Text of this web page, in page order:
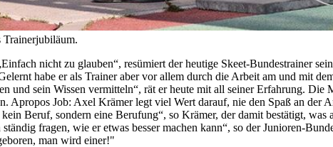
nicht zu glauben“, resümiert der heutige Skeet-Bundestrainer
habe er als Trainer aber vor allem durch die Arbeit am und mit
und sein Wissen vermitteln“, rät er heute mit all seiner Erfahrung.
Apropos Job: Axel Krämer legt viel Wert darauf, nie den Spaß an der
Beruf, sondern eine Berufung“, so Krämer, der damit bestätigt,
fragen, wie er etwas besser machen kann“, so der Junioren-
man wird einer!"